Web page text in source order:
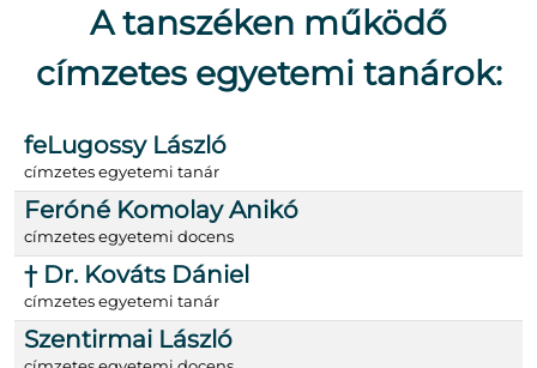
A tanszéken működő
címzetes egyetemi tanárok:
feLugossy László
címzetes egyetemi tanár
Feróné Komolay Anikó
címzetes egyetemi docens
† Dr. Kováts Dániel
címzetes egyetemi tanár
Szentirmai László